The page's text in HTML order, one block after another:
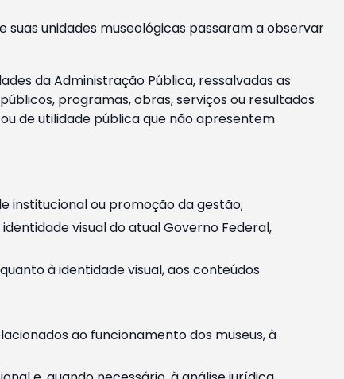
suas unidades museológicas passaram a observar
da Administração Pública, ressalvadas as
programas, obras, serviços ou resultados
de utilidade pública que não apresentem
institucional ou promoção da gestão;
visual do atual Governo Federal,
à identidade visual, aos conteúdos
ao funcionamento dos museus, à